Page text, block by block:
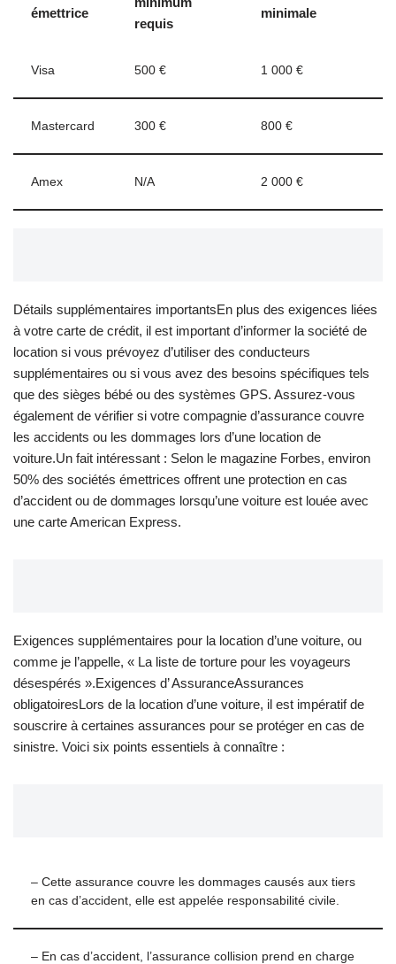
émettrice
requis
minimale
Visa 500 € 1 000 €
Mastercard 300 € 800 €
Amex N/A 2 000 €
Détails supplémentaires importantsEn plus des exigences liées
à votre carte de crédit, il est important d’informer la société de
location si vous prévoyez d’utiliser des conducteurs
supplémentaires ou si vous avez des besoins spécifiques tels
que des sièges bébé ou des systèmes GPS. Assurez-vous
également de vérifier si votre compagnie d’assurance couvre
les accidents ou les dommages lors d’une location de
voiture.Un fait intéressant : Selon le magazine Forbes, environ
50% des sociétés émettrices offrent une protection en cas
d’accident ou de dommages lorsqu’une voiture est louée avec
une carte American Express.
Exigences supplémentaires pour la location d’une voiture, ou
comme je l’appelle, « La liste de torture pour les voyageurs
désespérés ».Exigences d’ AssuranceAssurances
obligatoiresLors de la location d’une voiture, il est impératif de
souscrire à certaines assurances pour se protéger en cas de
sinistre. Voici six points essentiels à connaître :
– Cette assurance couvre les dommages causés aux tiers
en cas d’accident, elle est appelée responsabilité civile.
– En cas d’accident, l’assurance collision prend en charge